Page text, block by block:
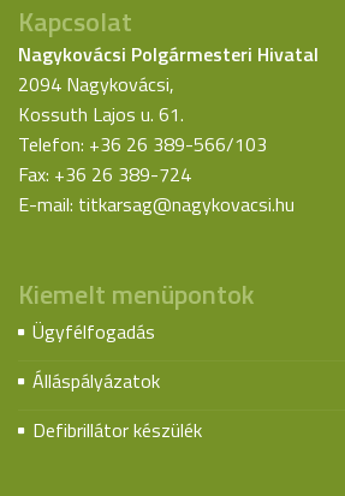
Kapcsolat
Nagykovácsi Polgármesteri Hivatal
2094 Nagykovácsi,
Kossuth Lajos u. 61.
Telefon: +36 26 389-566/103
Fax: +36 26 389-724
E-mail: titkarsag@nagykovacsi.hu
Kiemelt menüpontok
Ügyfélfogadás
Álláspályázatok
Defibrillátor készülék